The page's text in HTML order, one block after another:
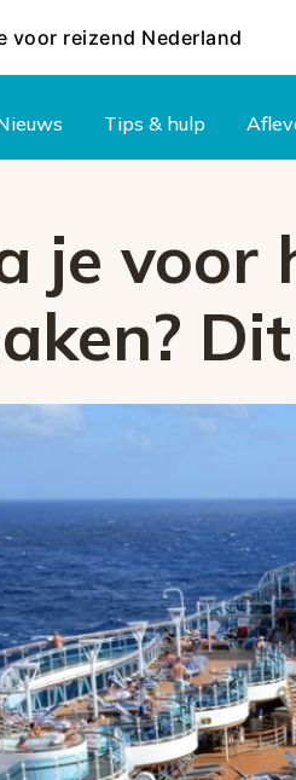
voor reizend Nederland
Tips & hulp
je voor